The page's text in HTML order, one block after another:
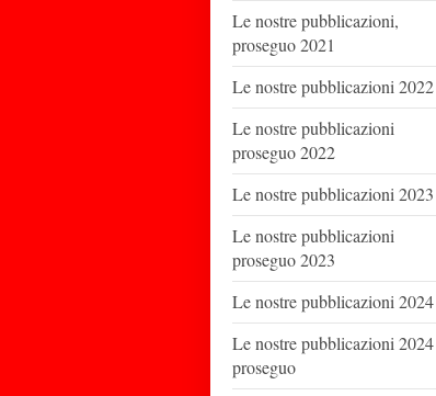
Le nostre pubblicazioni,
proseguo 2021
Le nostre pubblicazioni 2022
Le nostre pubblicazioni
proseguo 2022
Le nostre pubblicazioni 2023
Le nostre pubblicazioni
proseguo 2023
Le nostre pubblicazioni 2024
Le nostre pubblicazioni 2024
proseguo